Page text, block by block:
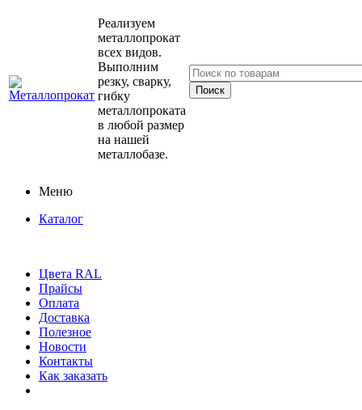
Реализуем
металлопрокат
всех видов.
Выполним
резку, сварку,
гибку
металлопроката
в любой размер
на нашей
металлобазе.
Меню
Каталог
Цвета RAL
Прайсы
Оплата
Доставка
Полезное
Новости
Контакты
Как заказать